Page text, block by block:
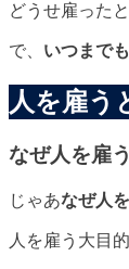
どうせ雇った
で、 いつまで
人を雇う
なぜ人を雇
じゃあなぜ人
人を雇う大目的